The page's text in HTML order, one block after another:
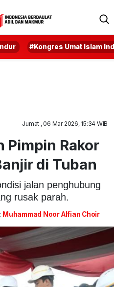
#Kongres Umat Islam
Jumat , 06 Mar 2026, 15:34 WIB
Pimpin Rakor
di Tuban
jalan penghubung
rusak parah.
Muhammad Noor Alfian Choir